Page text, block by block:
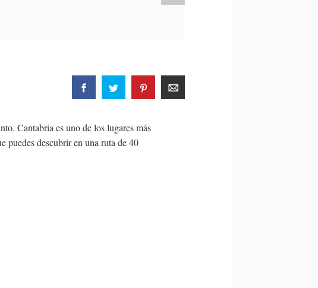
Cantabria es uno de los lugares más
puedes descubrir en una ruta de 40